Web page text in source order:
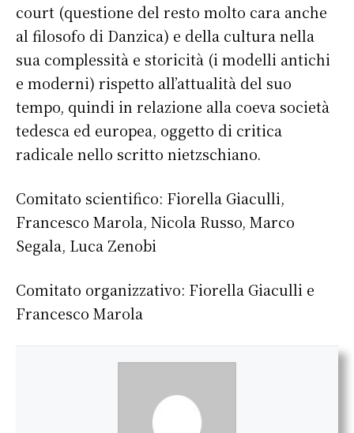
court (questione del resto molto cara anche
al filosofo di Danzica) e della cultura nella
sua complessità e storicità (i modelli antichi
e moderni) rispetto all’attualità del suo
tempo, quindi in relazione alla coeva società
tedesca ed europea, oggetto di critica
radicale nello scritto nietzschiano.
Comitato scientifico: Fiorella Giaculli,
Francesco Marola, Nicola Russo, Marco
Segala, Luca Zenobi
Comitato organizzativo: Fiorella Giaculli e
Francesco Marola